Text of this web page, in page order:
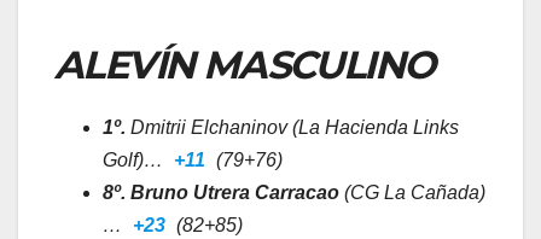
ALEVÍN MASCULINO
1º. Dmitrii Elchaninov (La Hacienda Links
Golf)…
+11 (79+76)
8º. Bruno Utrera Carracao (CG La Cañada)
…
+23 (82+85)